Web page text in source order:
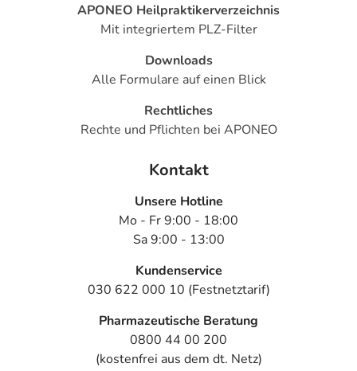
APONEO Heilpraktikerverzeichnis
Mit integriertem PLZ-Filter
Downloads
Alle Formulare auf einen Blick
Rechtliches
Rechte und Pflichten bei APONEO
Kontakt
Unsere Hotline
Mo - Fr 9:00 - 18:00
Sa 9:00 - 13:00
Kundenservice
030 622 000 10 (Festnetztarif)
Pharmazeutische Beratung
0800 44 00 200
(kostenfrei aus dem dt. Netz)